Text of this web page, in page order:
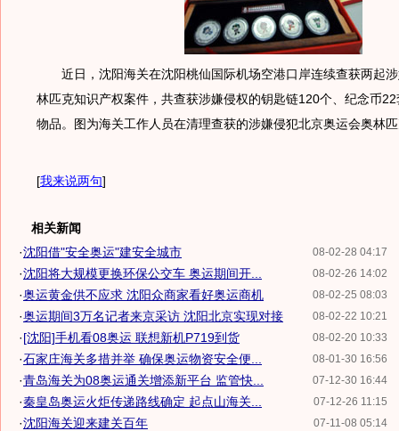
近日，沈阳海关在沈阳桃仙国际机场空港口岸连续查获两起涉
林匹克知识产权案件，共查获涉嫌侵权的钥匙链120个、纪念币
物品。图为海关工作人员在清理查获的涉嫌侵犯北京奥运会奥林
[我来说两句]
相关新闻
08-02-28 04:17
·沈阳借"安全奥运"建安全城市
08-02-26 14:02
·沈阳将大规模更换环保公交车 奥运期间开...
08-02-25 08:03
·奥运黄金供不应求 沈阳众商家看好奥运商机
08-02-22 10:21
·奥运期间3万名记者来京采访 沈阳北京实现对接
08-02-20 10:33
·[沈阳]手机看08奥运 联想新机P719到货
08-01-30 16:56
·石家庄海关多措并举 确保奥运物资安全便...
07-12-30 16:44
·青岛海关为08奥运通关增添新平台 监管快...
07-12-26 11:15
·秦皇岛奥运火炬传递路线确定 起点山海关...
07-11-08 05:14
·沈阳海关迎来建关百年